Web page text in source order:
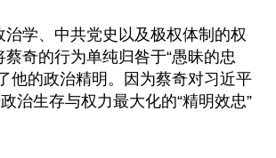
治学、中共党史以及极权体制的权
奇的行为单纯归咎于“愚昧的忠
他的政治精明。因为蔡奇对习近平
治生存与权力最大化的“精明效忠”